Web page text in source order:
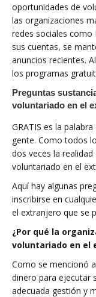
oportunidades de
las organizaciones
redes sociales como
sus cuentas, se
anuncios recientes.
los programas
Preguntas
voluntariado en el
GRATIS es la
gente. Como todos
dos veces la
voluntariado en el
Aquí hay algunas
inscribirse en
el extranjero que se
¿Por qué la
voluntariado en el
Como se mencionó
dinero para ejecutar
adecuada gestión y